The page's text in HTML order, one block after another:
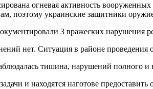
огневая активность
поэтому украинские защитники
3 вражеских нарушения
нет. Ситуация в районе
тишина, нарушений полного
и находятся наготове